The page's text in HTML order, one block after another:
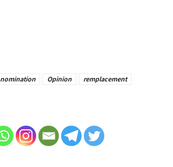
nomination Opinion
remplacement